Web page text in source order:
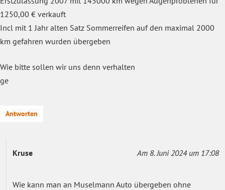
1250,00 € verkauft
Incl mit 1 Jahr alten Satz Sommerreifen auf den maximal 2000
km gefahren wurden übergeben
Wie bitte sollen wir uns denn verhalten
ge
Antworten
Kruse Am 8. Juni 2024 um 17:08
Wie kann man an Muselmann Auto übergeben ohne